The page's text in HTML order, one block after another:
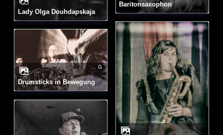
Lady Olga Douhdapskaja
Drumsticks in Bewegung
Baritonsaxophon